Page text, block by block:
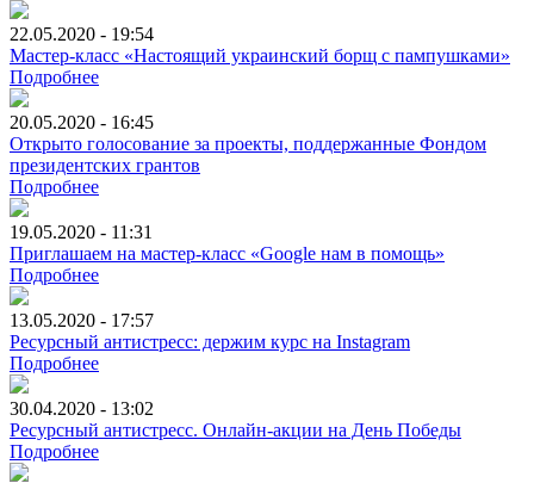
22.05.2020 - 19:54
Мастер-класс «Настоящий украинский борщ с пампушками»
Подробнее
20.05.2020 - 16:45
Открыто голосование за проекты, поддержанные Фондом
президентских грантов
Подробнее
19.05.2020 - 11:31
Приглашаем на мастер-класс «Google нам в помощь»
Подробнее
13.05.2020 - 17:57
Ресурсный антистресс: держим курс на Instagram
Подробнее
30.04.2020 - 13:02
Ресурсный антистресс. Онлайн-акции на День Победы
Подробнее